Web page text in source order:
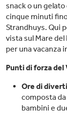
snack o un
cinque minuti
Strandhuys. Qui
vista sul Mare
per una vacanza
Punti di forza
Ore di
composta
bambini e